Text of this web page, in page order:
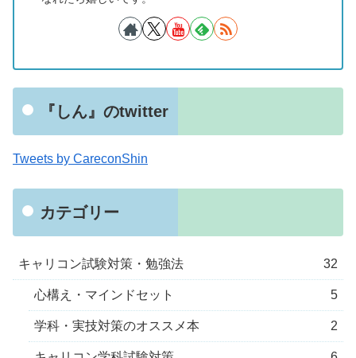
『しん』のtwitter
Tweets by CareconShin
カテゴリー
キャリコン試験対策・勉強法 32
心構え・マインドセット 5
学科・実技対策のオススメ本 2